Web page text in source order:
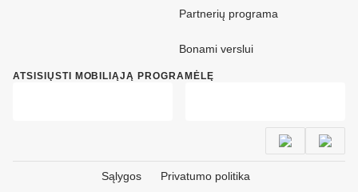
Partnerių programa
Bonami verslui
ATSISIŲSTI MOBILIĄJĄ PROGRAMĖLĘ
Sąlygos Privatumo politika